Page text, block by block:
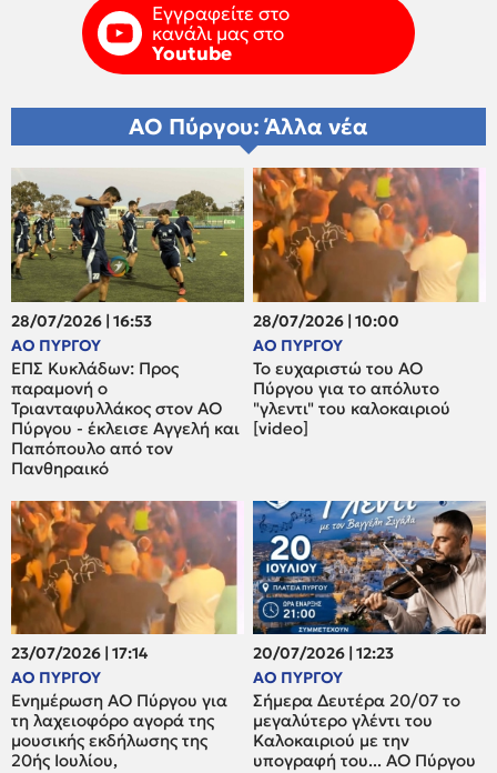
Εγγραφείτε στο
κανάλι μας στο
Youtube
ΑΟ Πύργου: Άλλα νέα
28/07/2026 | 16:53
ΑΟ ΠΥΡΓΟΥ
ΕΠΣ Κυκλάδων: Προς
παραμονή ο
Τριανταφυλλάκος στον ΑΟ
Πύργου - έκλεισε Αγγελή και
Παπόπουλο από τον
Πανθηραικό
28/07/2026 | 10:00
ΑΟ ΠΥΡΓΟΥ
Το ευχαριστώ του ΑΟ
Πύργου για το απόλυτο
"γλεντι" του καλοκαιριού
[video]
23/07/2026 | 17:14
ΑΟ ΠΥΡΓΟΥ
Ενημέρωση ΑΟ Πύργου για
τη λαχειοφόρο αγορά της
μουσικής εκδήλωσης της
20ής Ιουλίου,
20/07/2026 | 12:23
ΑΟ ΠΥΡΓΟΥ
Σήμερα Δευτέρα 20/07 το
μεγαλύτερο γλέντι του
Καλοκαιριού με την
υπογραφή του... ΑΟ Πύργου